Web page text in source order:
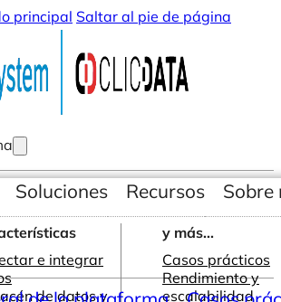
principal Saltar al pie de página
e integrar
de datos y
y más...
Casos prácticos
Rendimiento y
escalabilidad
Soluciones Recursos Sobre